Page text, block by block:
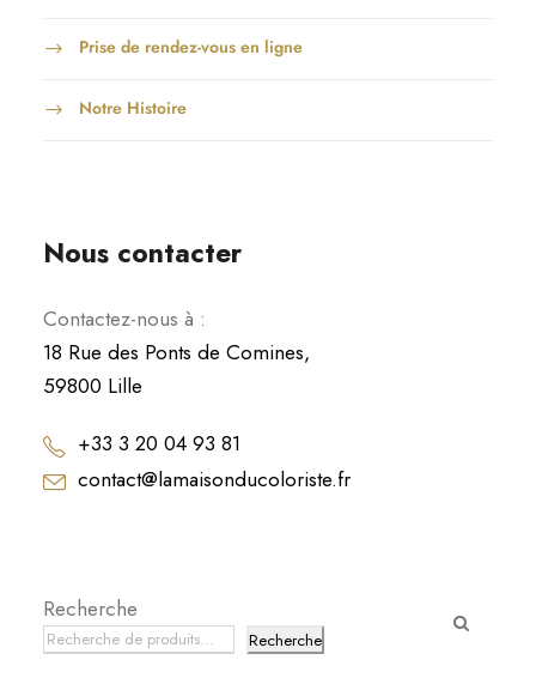
Prise de rendez-vous en ligne
Notre Histoire
Nous contacter
Contactez-nous à :
18 Rue des Ponts de Comines,
59800 Lille
+33 3 20 04 93 81
contact@lamaisonducoloriste.fr
Recherche
Recherche